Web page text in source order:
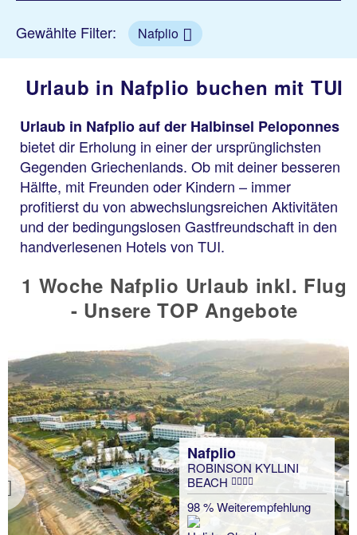
Gewählte Filter: Nafplio
Urlaub in Nafplio buchen mit TUI
Urlaub in Nafplio auf der Halbinsel Peloponnes
bietet dir Erholung in einer der ursprünglichsten
Gegenden Griechenlands. Ob mit deiner besseren
Hälfte, mit Freunden oder Kindern – immer
profitierst du von abwechslungsreichen Aktivitäten
und der bedingungslosen Gastfreundschaft in den
handverlesenen Hotels von TUI.
1 Woche Nafplio Urlaub inkl. Flug
- Unsere TOP Angebote
Previous
Nafplio
ROBINSON KYLLINI
BEACH
98 % Weiterempfehlung